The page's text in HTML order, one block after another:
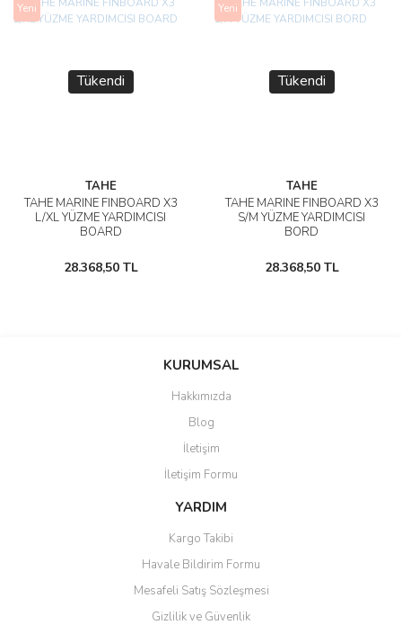
Yeni
Tükendi
TAHE
TAHE MARINE FINBOARD X3
L/XL YÜZME YARDIMCISI
BOARD
28.368,50 TL
Yeni
Tükendi
TAHE
TAHE MARINE FINBOARD X3
S/M YÜZME YARDIMCISI
BORD
28.368,50 TL
KURUMSAL
Hakkımızda
Blog
İletişim
İletişim Formu
YARDIM
Kargo Takibi
Havale Bildirim Formu
Mesafeli Satış Sözleşmesi
Gizlilik ve Güvenlik